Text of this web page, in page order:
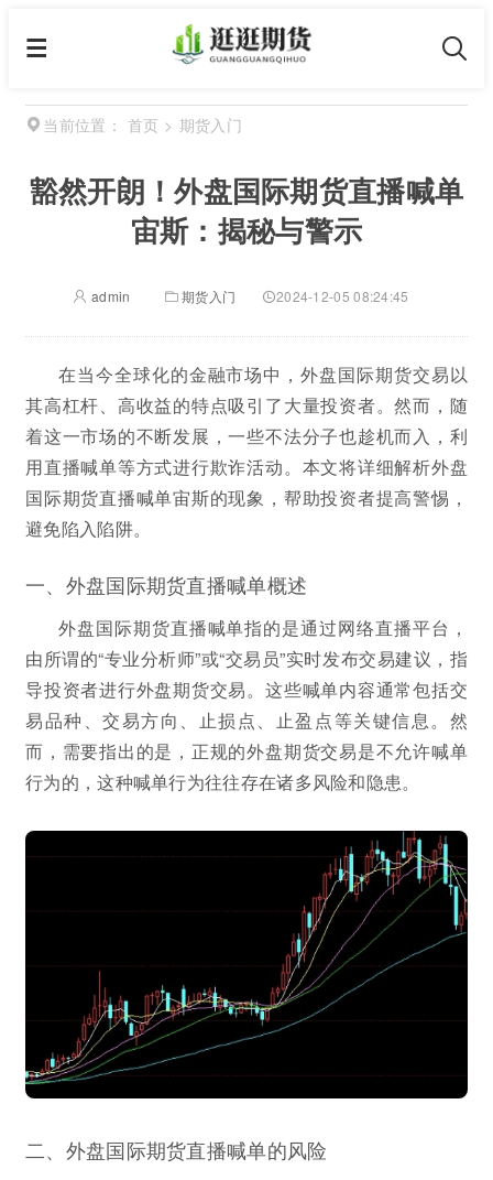
当前位置： 首页 > 期货入门
豁然开朗！外盘国际期货直播喊单
宙斯：揭秘与警示
admin 期货入门 2024-12-05 08:24:45
在当今全球化的金融市场中，外盘国际期货交易以
其高杠杆、高收益的特点吸引了大量投资者。然而，随
着这一市场的不断发展，一些不法分子也趁机而入，利
用直播喊单等方式进行欺诈活动。本文将详细解析外盘
国际期货直播喊单宙斯的现象，帮助投资者提高警惕，
避免陷入陷阱。
一、外盘国际期货直播喊单概述
外盘国际期货直播喊单指的是通过网络直播平台，
由所谓的“专业分析师”或“交易员”实时发布交易建议，指
导投资者进行外盘期货交易。这些喊单内容通常包括交
易品种、交易方向、止损点、止盈点等关键信息。然
而，需要指出的是，正规的外盘期货交易是不允许喊单
行为的，这种喊单行为往往存在诸多风险和隐患。
二、外盘国际期货直播喊单的风险